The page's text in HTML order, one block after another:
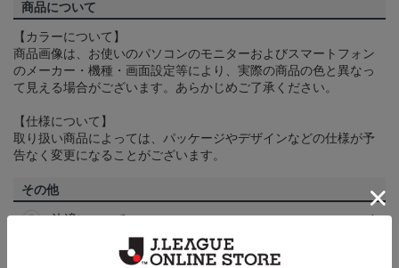
商品について
【カラーについて】
商品画像は、お使いのパソコンのモニターおよびスマートフォン
のメーカー・機種・画面設定等により、実際の商品の色と異なっ
て見える場合がございます。あらかじめご了承ください。
【仕様について】
取り扱い商品によっては、パッケージやデザインなどの仕様が予
告なく変更になることがございます。
その他
決済について
ギフト対応について